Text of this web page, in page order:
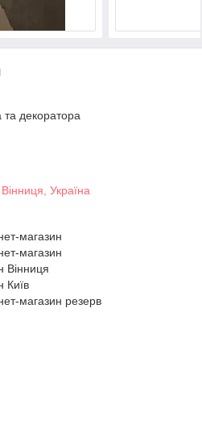
декоратора
Україна
магазин
магазин
Вінниця
Київ
магазин резерв